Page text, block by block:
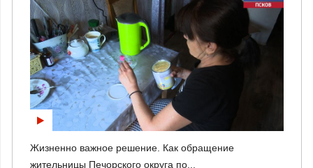
Жизненно важное решение. Как обращение
жительницы Печорского округа по...